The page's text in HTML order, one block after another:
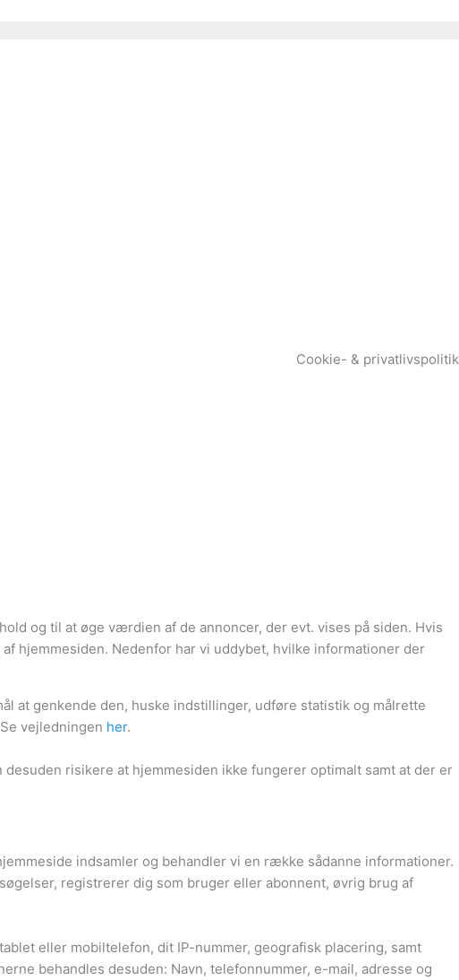
Cookie- & privatlivspolitik
og til at øge værdien af de annoncer, der evt. vises på siden. Hvis
hjemmesiden. Nedenfor har vi uddybet, hvilke informationer der
at genkende den, huske indstillinger, udføre statistik og målrette
vejledningen her.
risikere at hjemmesiden ikke fungerer optimalt samt at der er
indsamler og behandler vi en række sådanne informationer.
registrerer dig som bruger eller abonnent, øvrig brug af
eller mobiltelefon, dit IP-nummer, geografisk placering, samt
behandles desuden: Navn, telefonnummer, e-mail, adresse og